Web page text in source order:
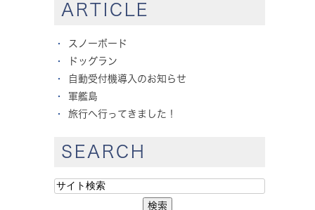
ARTICLE
スノーボード
ドッグラン
自動受付機導入のお知らせ
軍艦島
旅行へ行ってきました！
SEARCH